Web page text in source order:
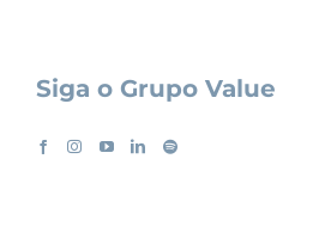
Siga o Grupo Value